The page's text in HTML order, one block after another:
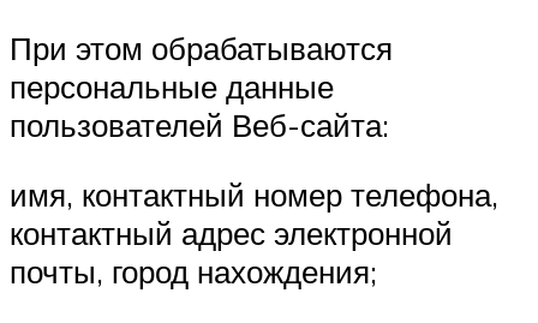
При этом обрабатываются
персональные данные
пользователей Веб-сайта:
имя, контактный номер телефона,
контактный адрес электронной
почты, город нахождения;